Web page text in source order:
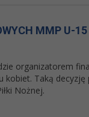
MMP U-15
organizatorem
kobiet. Taką
Nożnej.